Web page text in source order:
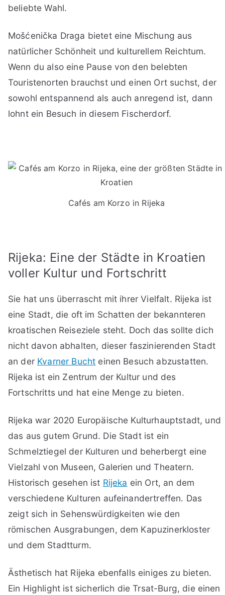
beliebte Wahl.
Mošćenička Draga bietet eine Mischung aus
natürlicher Schönheit und kulturellem Reichtum.
Wenn du also eine Pause von den belebten
Touristenorten brauchst und einen Ort suchst, der
sowohl entspannend als auch anregend ist, dann
lohnt ein Besuch in diesem Fischerdorf.
Cafés am Korzo in Rijeka
Rijeka: Eine der Städte in Kroatien
voller Kultur und Fortschritt
Sie hat uns überrascht mit ihrer Vielfalt. Rijeka ist
eine Stadt, die oft im Schatten der bekannteren
kroatischen Reiseziele steht. Doch das sollte dich
nicht davon abhalten, dieser faszinierenden Stadt
an der Kvarner Bucht einen Besuch abzustatten.
Rijeka ist ein Zentrum der Kultur und des
Fortschritts und hat eine Menge zu bieten.
Rijeka war 2020 Europäische Kulturhauptstadt, und
das aus gutem Grund. Die Stadt ist ein
Schmelztiegel der Kulturen und beherbergt eine
Vielzahl von Museen, Galerien und Theatern.
Historisch gesehen ist Rijeka ein Ort, an dem
verschiedene Kulturen aufeinandertreffen. Das
zeigt sich in Sehenswürdigkeiten wie den
römischen Ausgrabungen, dem Kapuzinerkloster
und dem Stadtturm.
Ästhetisch hat Rijeka ebenfalls einiges zu bieten.
Ein Highlight ist sicherlich die Trsat-Burg, die einen